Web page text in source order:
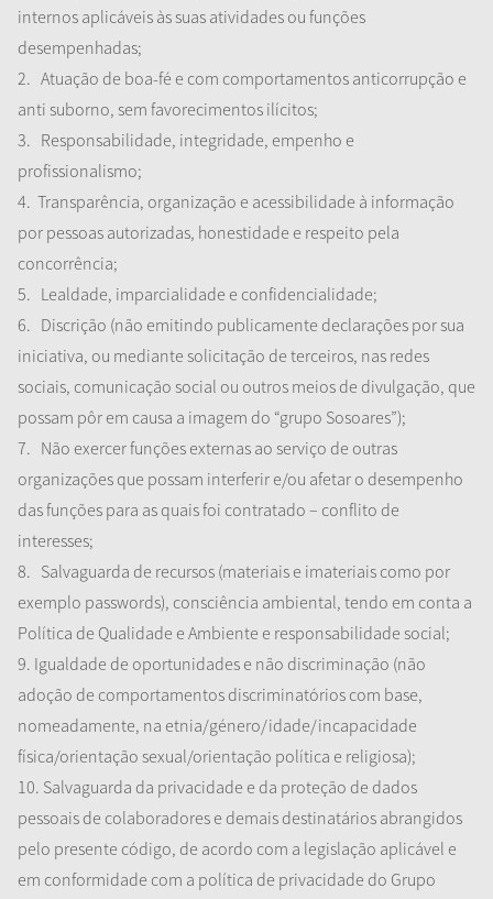
internos aplicáveis às suas atividades ou funções
desempenhadas;
2. Atuação de boa-fé e com comportamentos anticorrupção e
anti suborno, sem favorecimentos ilícitos;
3. Responsabilidade, integridade, empenho e
profissionalismo;
4. Transparência, organização e acessibilidade à informação
por pessoas autorizadas, honestidade e respeito pela
concorrência;
5. Lealdade, imparcialidade e confidencialidade;
6. Discrição (não emitindo publicamente declarações por sua
iniciativa, ou mediante solicitação de terceiros, nas redes
sociais, comunicação social ou outros meios de divulgação, que
possam pôr em causa a imagem do “grupo Sosoares”);
7. Não exercerfunções externas ao serviço de outras
organizações que possam interferir e/ou afetar o desempenho
das funções para as quais foi contratado – conflito de
interesses;
8. Salvaguarda de recursos (materiais e imateriais como por
exemplo passwords), consciência ambiental, tendo em conta a
Política de Qualidade e Ambiente e responsabilidade social;
9. Igualdade de oportunidades e não discriminação (não
adoção de comportamentos discriminatórios com base,
nomeadamente, na etnia/género/idade/incapacidade
física/orientação sexual/orientação política e religiosa);
10. Salvaguarda da privacidade e da proteção de dados
pessoais de colaboradores e demais destinatários abrangidos
pelo presente código, de acordo com a legislação aplicável e
em conformidade com a política de privacidade do Grupo